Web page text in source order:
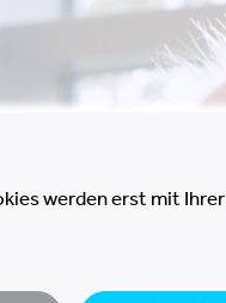
werden erst mit Ihrer